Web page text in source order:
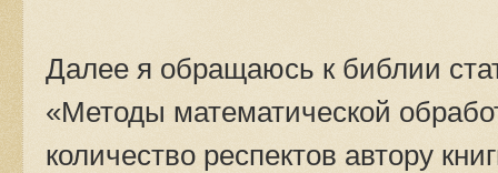
Далее я обращаюсь к библии
«Методы математической
количество респектов автору